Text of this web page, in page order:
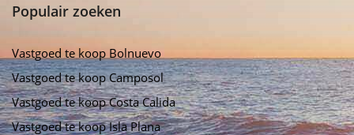
Populair zoeken
Vastgoed te koop Bolnuevo
Vastgoed te koop Camposol
Vastgoed te koop Costa Calida
Vastgoed te koop Isla Plana